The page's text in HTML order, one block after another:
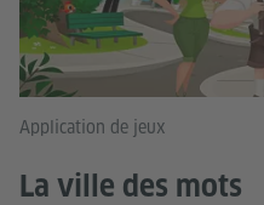
Application de jeux
La ville des mots